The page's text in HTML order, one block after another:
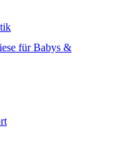
für Babys &